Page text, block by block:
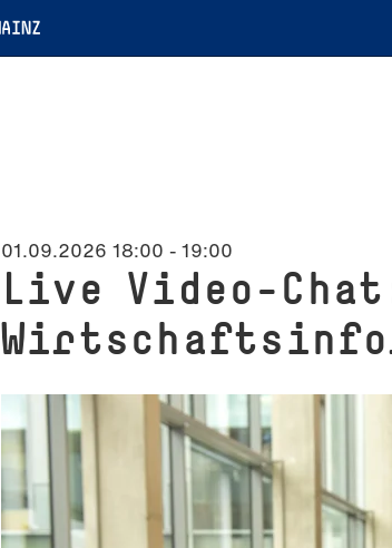
01.09.2026 18:00 - 19:00
Live Video-